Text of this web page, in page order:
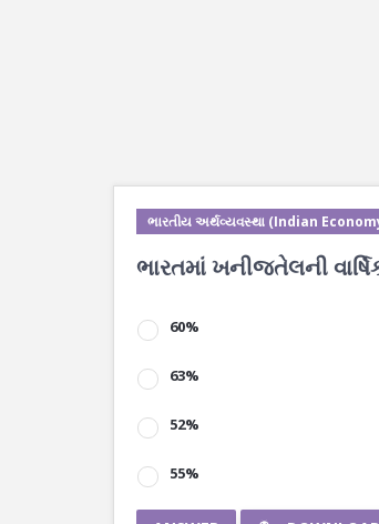
ભારતીય અર્થવ્યવસ્થા (Indian
ભારતમાં ખનીજતેલની
60%
63%
52%
55%